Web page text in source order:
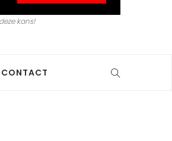
kans!
CONTACT